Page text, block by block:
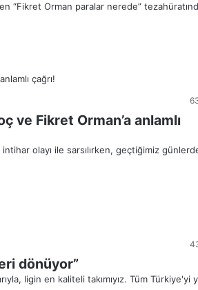
“Fikret Orman paralar nerede”
ve Fikret Orman’a anlamlı
olayı ile sarsılırken, geçtiğimiz
dönüyor”
ligin en kaliteli takımıyız. Tüm Türkiye'yi